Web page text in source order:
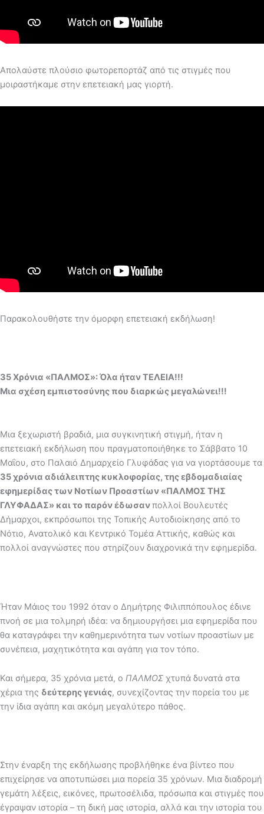
Απολαύστε πλούσιο φωτορεπορτάζ από τις στιγμές που
μοιραστήκαμε στην επετειακή μας γιορτή.
Παρακολουθήστε την όμορφη επετειακή εκδήλωση!
35 Χρόνια «ΠΑΛΜΟΣ»:Όλα ήταν ΤΕΛΕΙΑ!!!
Μια σχέση εμπιστοσύνης που διαρκώς μεγαλώνει!!!
Μια ξεχωριστή βραδιά, μια συγκινητική στιγμή, ήταν η
επετειακή εκδήλωση που πραγματοποιήθηκε το Σάββατο 10
Μαΐου, στο Παλαιό Δημαρχείο Γλυφάδας για να γιορτάσουμε τα
35 χρόνια αδιάλειπτης κυκλοφορίας, της εβδομαδιαίας
εφημερίδας των Νοτίων Προαστίων «ΠΑΛΜΟΣ ΤΗΣ
ΓΛΥΦΑΔΑΣ» και το παρόν έδωσανπολλοί Βουλευτές
Δήμαρχοι, εκπρόσωποι της Τοπικής Αυτοδιοίκησης από το
Νότιο, Ανατολικό και Κεντρικό Τομέα Αττικής, καθώς και
πολλοί αναγνώστες που στηρίζουν διαχρονικά την εφημερίδα.
Ήταν Μάιος του 1992 όταν ο Δημήτρης Φιλιππόπουλος έδινε
πνοή σε μια τολμηρή ιδέα: να δημιουργήσει μια εφημερίδα που
θα καταγράφει την καθημερινότητα των νοτίων προαστίων με
συνέπεια, μαχητικότητα και αγάπη για τον τόπο.
Και σήμερα, 35 χρόνια μετά, ο ΠΑΛΜΟΣ χτυπά δυνατά στα
χέρια της δεύτερης γενιάς, συνεχίζοντας την πορεία του με
την ίδια αγάπη και ακόμη μεγαλύτερο πάθος.
Στην έναρξη της εκδήλωσης προβλήθηκε ένα βίντεο που
επιχείρησε να αποτυπώσει μια πορεία 35 χρόνων. Μια διαδρομή
γεμάτη λέξεις, εικόνες, πρωτοσέλιδα, πρόσωπα και στιγμές που
έγραψαν ιστορία – τη δική μας ιστορία, αλλά και την ιστορία του